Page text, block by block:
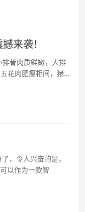
来袭！
骨肉质鲜嫩，大排
花肉肥瘦相间，猪肘
，令人兴奋的是，
以作为一款智